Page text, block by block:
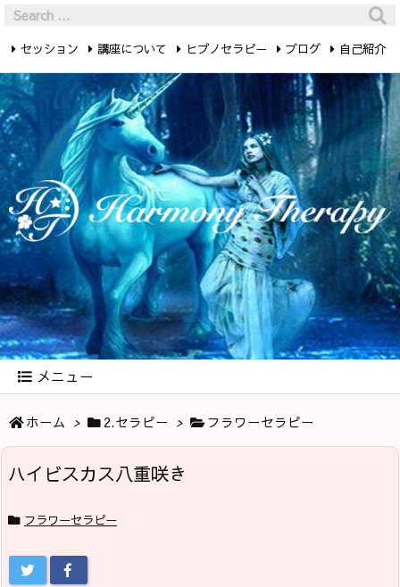
メニュー
セッション 講座について ヒプノセラピー ブログ 自己紹介
最新記事 お問い合わせ
ホーム > 2.セラピー > フラワーセラピー
ハイビスカス八重咲き
フラワーセラピー